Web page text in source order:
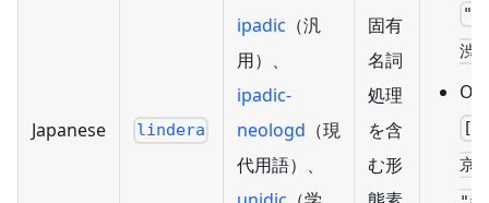
Japanese lindera
ipadic （汎
用）、
ipadic-
neologd （現
代用語）、
固有
名詞
処理
を含
む形
"
渋
["
京